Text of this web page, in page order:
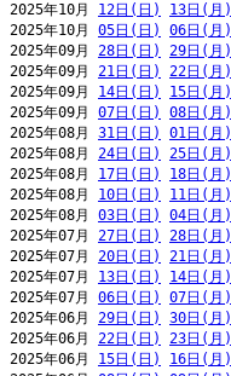
2025年10月 12日(日) 13日(月)
2025年10月 05日(日) 06日(月)
2025年09月 28日(日) 29日(月)
2025年09月 21日(日) 22日(月)
2025年09月 14日(日) 15日(月)
2025年09月 07日(日) 08日(月)
2025年08月 31日(日) 01日(月)
2025年08月 24日(日) 25日(月)
2025年08月 17日(日) 18日(月)
2025年08月 10日(日) 11日(月)
2025年08月 03日(日) 04日(月)
2025年07月 27日(日) 28日(月)
2025年07月 20日(日) 21日(月)
2025年07月 13日(日) 14日(月)
2025年07月 06日(日) 07日(月)
2025年06月 29日(日) 30日(月)
2025年06月 22日(日) 23日(月)
2025年06月 15日(日) 16日(月)